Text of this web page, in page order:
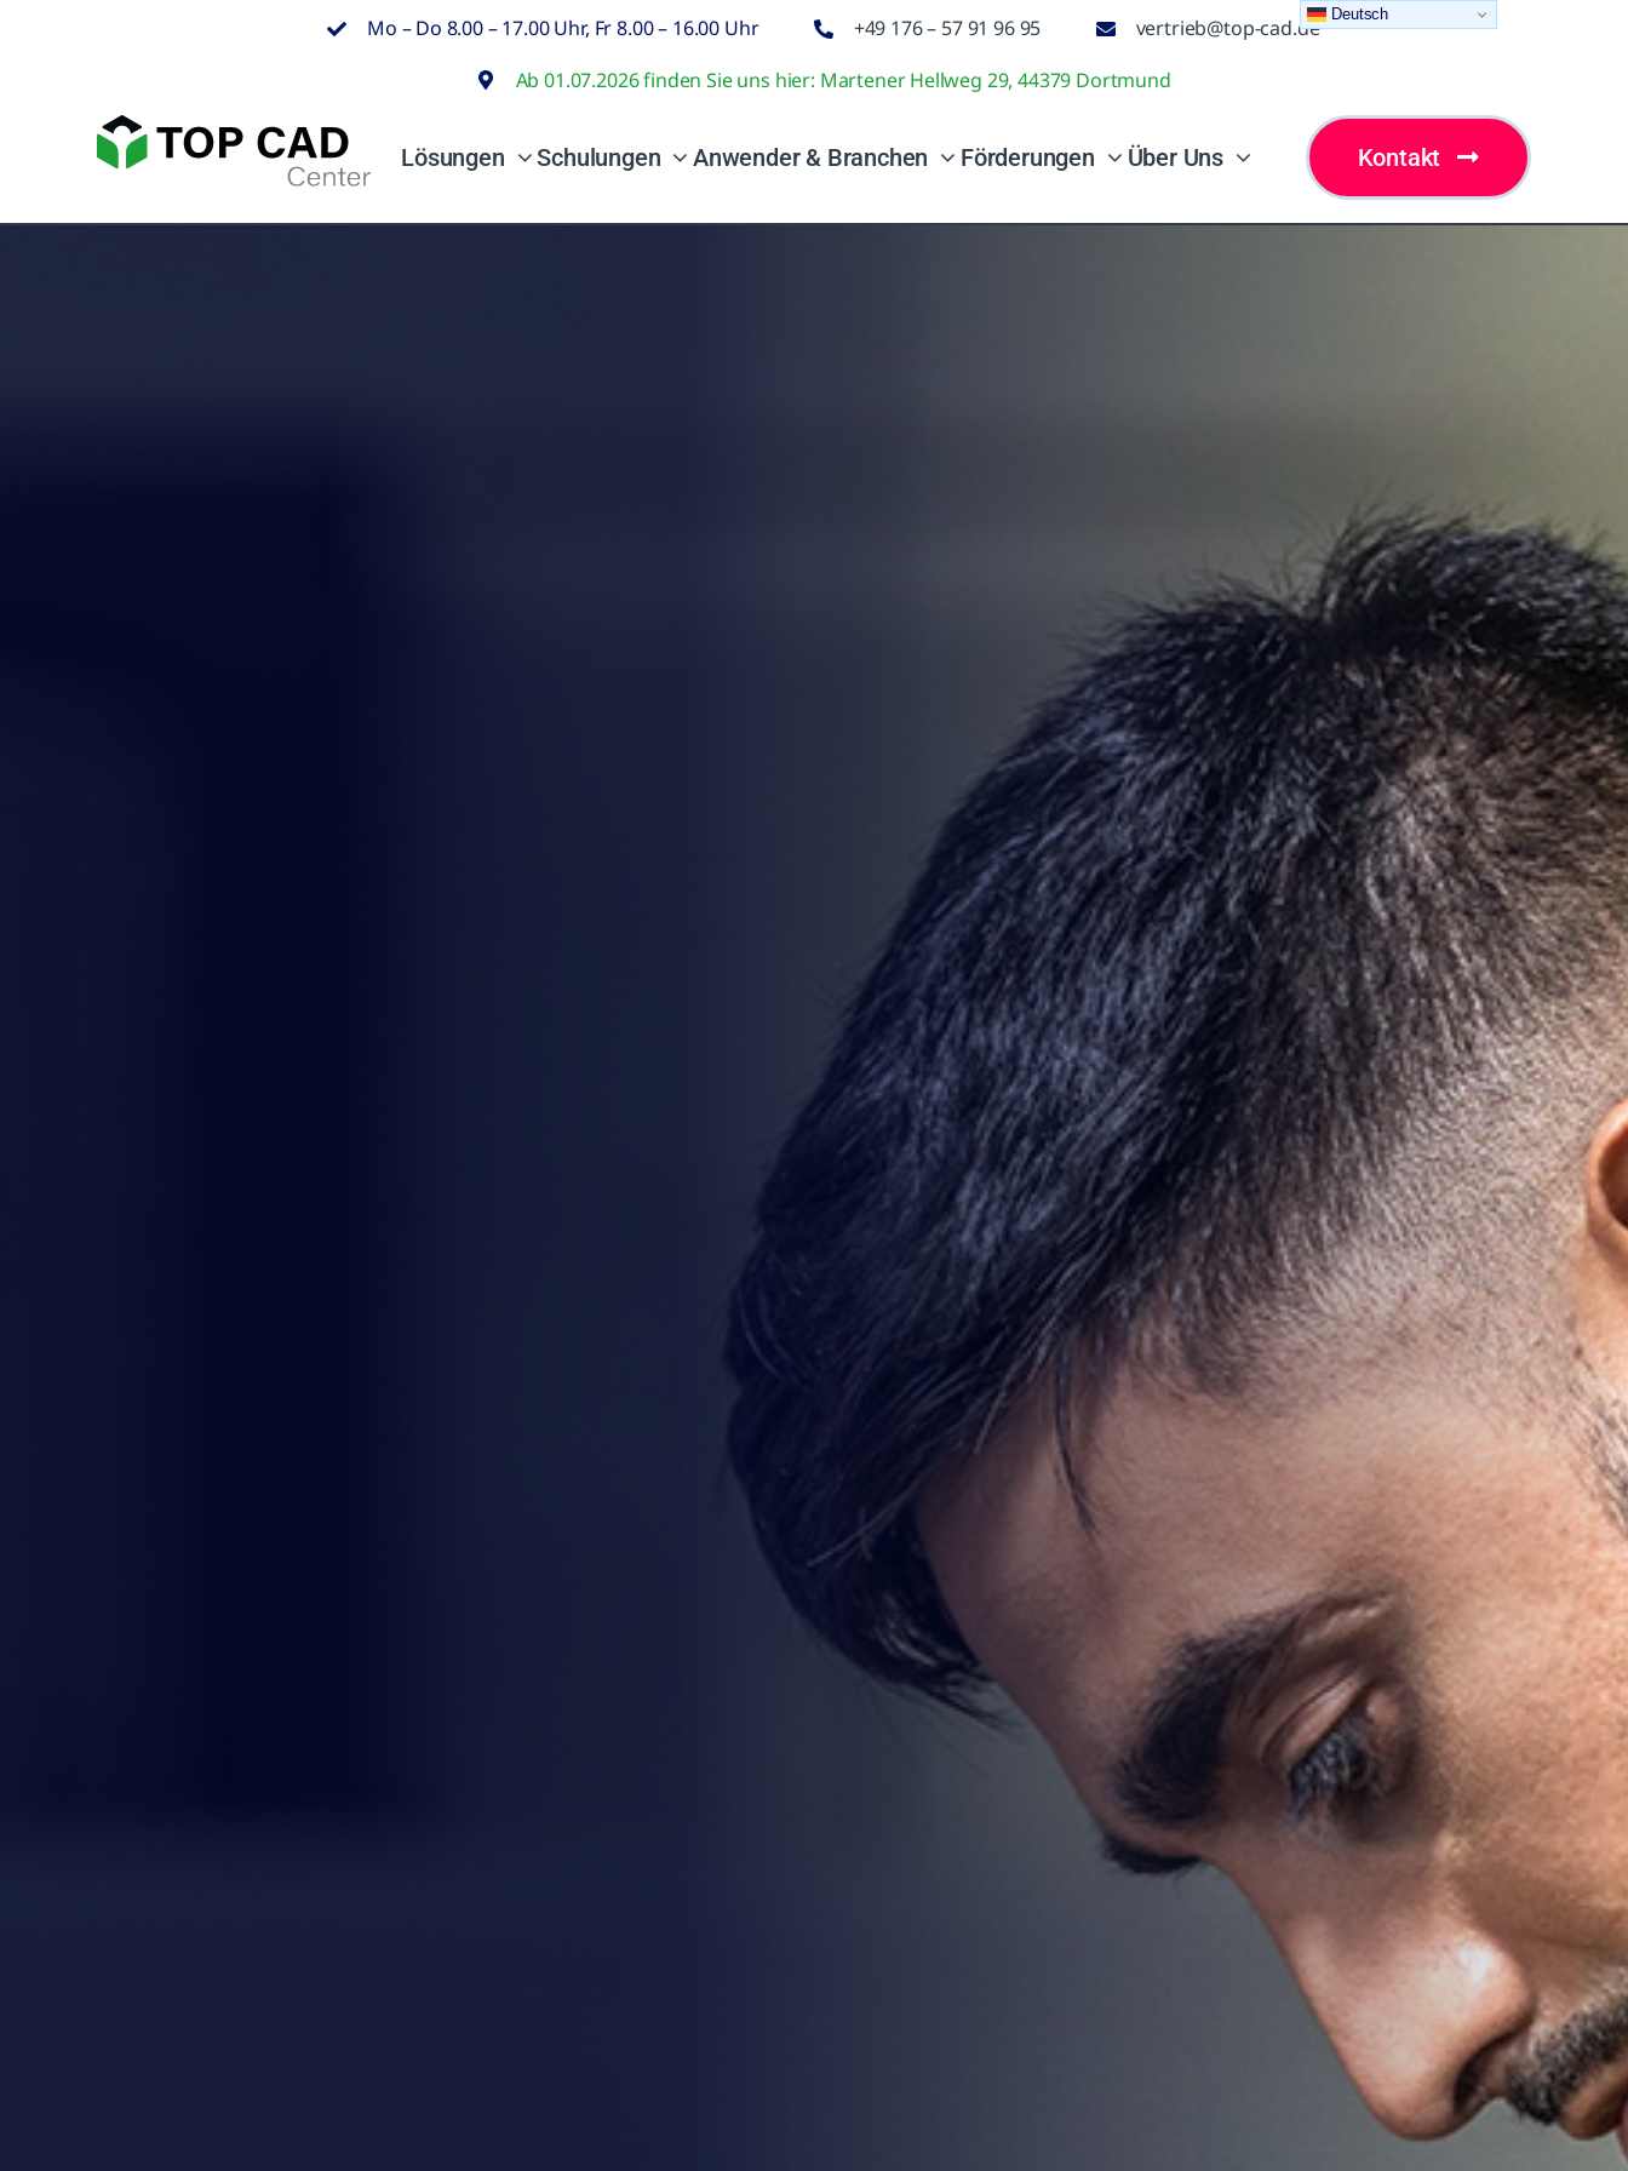
Mo – Do 8.00 – 17.00 Uhr, Fr 8.00 – 16.00 Uhr +49 176 – 57 91 96 95
vertrieb@top-cad.de
Ab 01.07.2026 finden Sie uns hier: Martener Hellweg 29, 44379 Dortmund
Lösungen Schulungen Anwender & Branchen Förderungen Über Uns Kontakt
Deutsch